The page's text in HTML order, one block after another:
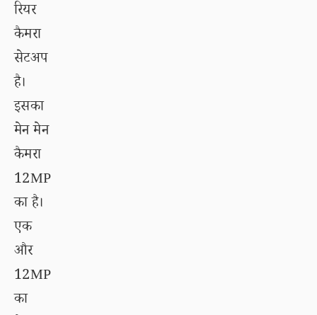
रियर
कैमरा
सेटअप
है।
इसका
मेन मेन
कैमरा
12MP
का है।
एक
और
12MP
का